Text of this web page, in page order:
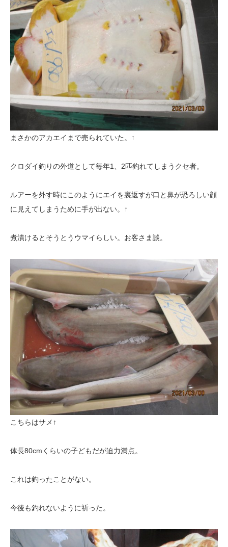
まさかのアカエイまで売られていた。↑
クロダイ釣りの外道として毎年1、2匹釣れてしまうクセ者。
ルアーを外す時にこのようにエイを裏返すが口と鼻が恐ろしい顔
に見えてしまうために手が出ない。↑
煮漬けるとそうとうウマイらしい。お客さま談。
こちらはサメ↑
体長80cmくらいの子どもだが迫力満点。
これは釣ったことがない。
今後も釣れないように祈った。